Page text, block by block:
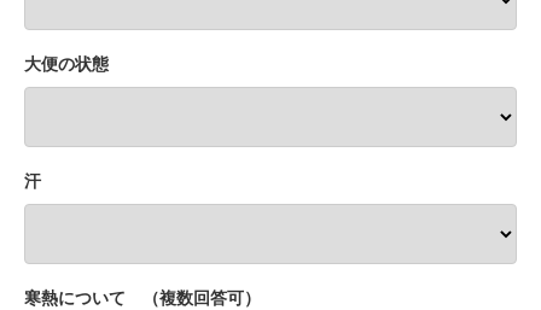
大便の状態
汗
寒熱について （複数回答可）